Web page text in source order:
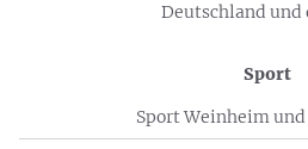
Deutschland und
Sport
Sport Weinheim